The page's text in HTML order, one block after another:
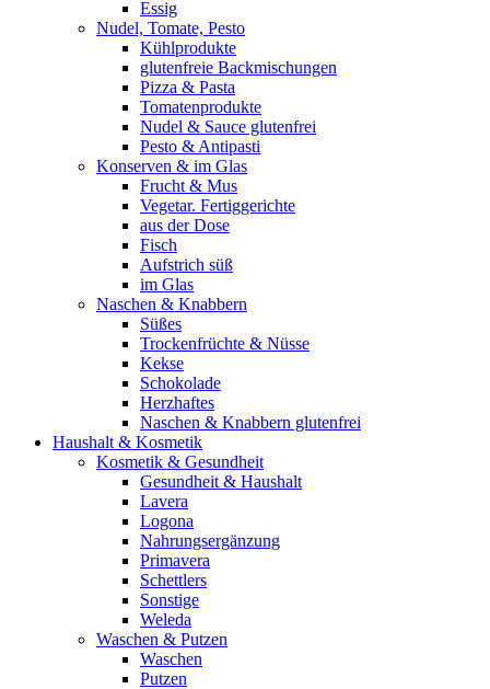
Essig
Nudel, Tomate, Pesto
Kühlprodukte
glutenfreie Backmischungen
Pizza & Pasta
Tomatenprodukte
Nudel & Sauce glutenfrei
Pesto & Antipasti
Konserven & im Glas
Frucht & Mus
Vegetar. Fertiggerichte
aus der Dose
Fisch
Aufstrich süß
im Glas
Naschen & Knabbern
Süßes
Trockenfrüchte & Nüsse
Kekse
Schokolade
Herzhaftes
Naschen & Knabbern glutenfrei
Haushalt & Kosmetik
Kosmetik & Gesundheit
Gesundheit & Haushalt
Lavera
Logona
Nahrungsergänzung
Primavera
Schettlers
Sonstige
Weleda
Waschen & Putzen
Waschen
Putzen